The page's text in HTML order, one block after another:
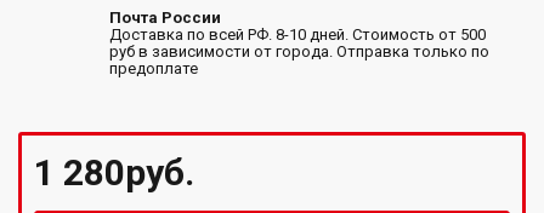
Почта России
Доставка по всей РФ. 8-10 дней. Стоимость от 500
руб в зависимости от города. Отправка только по
предоплате
1 280руб.